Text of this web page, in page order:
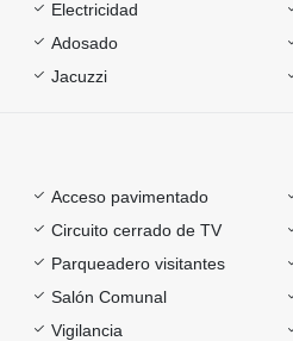
Electricidad
Adosado
Jacuzzi
Acceso pavimentado
Circuito cerrado de TV
Parqueadero visitantes
Salón Comunal
Vigilancia